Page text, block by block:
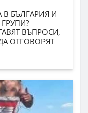
БЪЛГАРИЯ И
ВЪПРОСИ,
ОТГОВОРЯТ